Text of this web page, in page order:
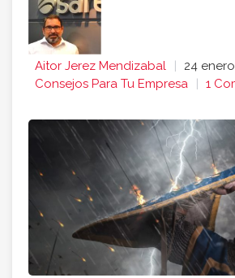
Aitor Jerez Mendizabal
24
Consejos Para Tu Empresa
1